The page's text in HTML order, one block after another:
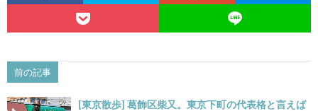
前の記事
[東京散歩] 葛飾区柴又。東京下町の代表格と言えば